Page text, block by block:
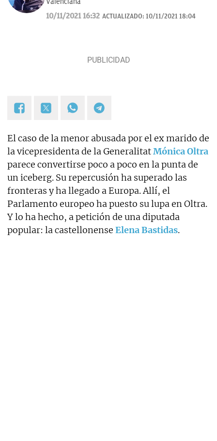
10/11/2021 16:32 ACTUALIZADO: 10/11/2021 18:04
El caso de la menor abusada por el ex marido de
la vicepresidenta de la GeneralitatMónica Oltra
parece convertirse poco a poco en la punta de
un iceberg. Su repercusión ha superado las
fronteras y ha llegado a Europa. Allí, el
Parlamento europeo ha puesto su lupa en Oltra.
Y lo ha hecho, a petición de una diputada
popular: la castellonense Elena Bastidas.